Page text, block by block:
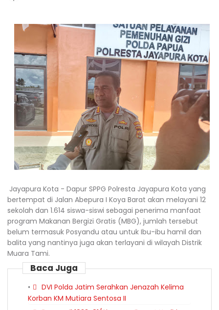
Jayapura Kota - Dapur SPPG Polresta Jayapura Kota yang
bertempat di Jalan Abepura I Koya Barat akan melayani 12
sekolah dan 1.614 siswa-siswi sebagai penerima manfaat
program Makanan Bergizi Gratis (MBG), jumlah tersebut
belum termasuk Posyandu atau untuk Ibu-ibu hamil dan
balita yang nantinya juga akan terlayani di wilayah Distrik
Muara Tami.
Baca Juga
DVI Polda Jatim Serahkan Jenazah Kelima
Korban KM Mutiara Sentosa II